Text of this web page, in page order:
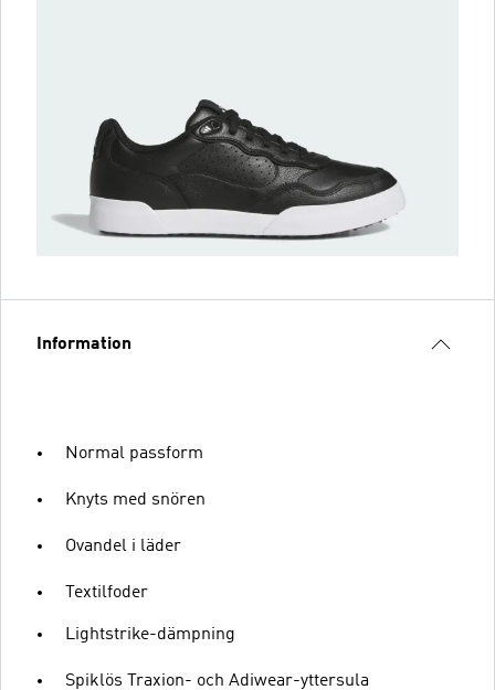
Information
Normal passform
Knyts med snören
Ovandel i läder
Textilfoder
Lightstrike-dämpning
Spiklös Traxion- och Adiwear-yttersula